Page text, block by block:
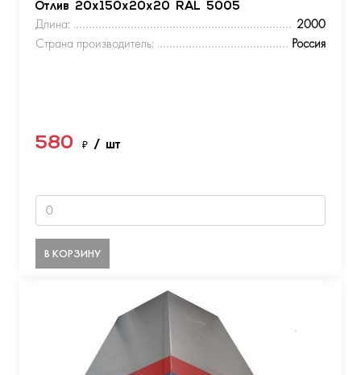
Отлив 20х150х20х20 RAL 5005
Длина:
2000
Страна производитель:
Россия
580 ₽ / шт
В КОРЗИНУ